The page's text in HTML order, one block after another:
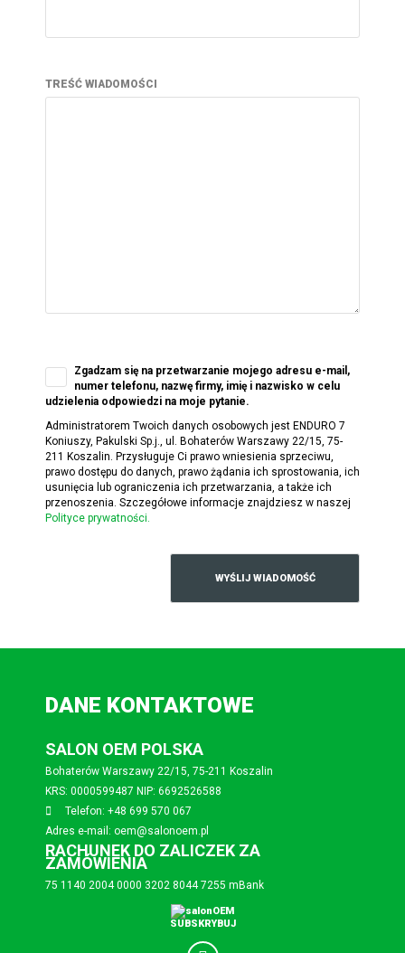
TREŚĆ WIADOMOŚCI
Zgadzam się na przetwarzanie mojego adresu e-mail,
numer telefonu, nazwę firmy, imię i nazwisko w celu
udzielenia odpowiedzi na moje pytanie.
Administratorem Twoich danych osobowych jest ENDURO 7
Koniuszy, Pakulski Sp.j., ul. Bohaterów Warszawy 22/15, 75-
211 Koszalin. Przysługuje Ci prawo wniesienia sprzeciwu,
prawo dostępu do danych, prawo żądania ich sprostowania, ich
usunięcia lub ograniczenia ich przetwarzania, a także ich
przenoszenia. Szczegółowe informacje znajdziesz w naszej
Polityce prywatności.
DANE KONTAKTOWE
SALON OEM POLSKA
Bohaterów Warszawy 22/15, 75-211 Koszalin
KRS: 0000599487 NIP: 6692526588
Telefon: +48 699 570 067
Adres e-mail: oem@salonoem.pl
RACHUNEK DO ZALICZEK ZA
ZAMÓWIENIA
75 1140 2004 0000 3202 8044 7255 mBank
SUBSKRYBUJ